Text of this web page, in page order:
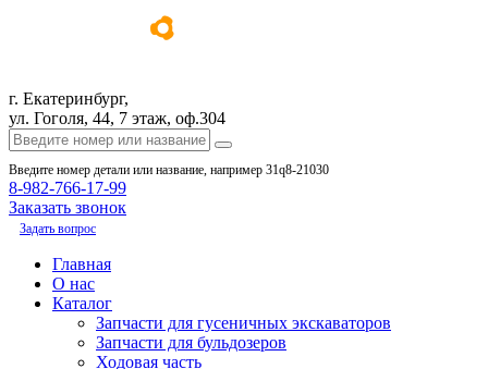
г. Екатеринбург,
ул. Гоголя, 44, 7 этаж, оф.304
Введите номер детали или название, например 31q8-21030
8-982-766-17-99
Заказать звонок
Задать вопрос
Главная
О нас
Каталог
Запчасти для гусеничных экскаваторов
Запчасти для бульдозеров
Ходовая часть